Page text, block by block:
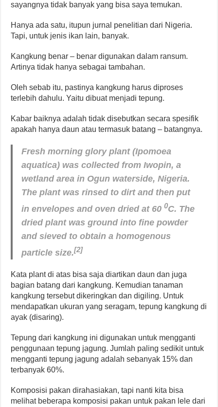
sayangnya tidak banyak yang bisa saya temukan.
Hanya ada satu, itupun jurnal penelitian dari Nigeria.
Tapi, untuk jenis ikan lain, banyak.
Kangkung benar – benar digunakan dalam ransum.
Artinya tidak hanya sebagai tambahan.
Oleh sebab itu, pastinya kangkung harus diproses
terlebih dahulu. Yaitu dibuat menjadi tepung.
Kabar baiknya adalah tidak disebutkan secara spesifik
apakah hanya daun atau termasuk batang – batangnya.
Fresh morning glory plant (Ipomoea
aquatica) was collected from Iwopin, a
wetland area in Ogun waterside, Nigeria.
The plant was rinsed to dirt and then put
in envelopes and oven dried at 600C. The
dried plant was ground into fine powder
and sieved to obtain a homogenous
particle size.[2]
Kata plant di atas bisa saja diartikan daun dan juga
bagian batang dari kangkung. Kemudian tanaman
kangkung tersebut dikeringkan dan digiling. Untuk
mendapatkan ukuran yang seragam, tepung kangkung di
ayak (disaring).
Tepung dari kangkung ini digunakan untuk mengganti
penggunaan tepung jagung. Jumlah paling sedikit untuk
mengganti tepung jagung adalah sebanyak 15% dan
terbanyak 60%.
Komposisi pakan dirahasiakan, tapi nanti kita bisa
melihat beberapa komposisi pakan untuk pakan lele dari